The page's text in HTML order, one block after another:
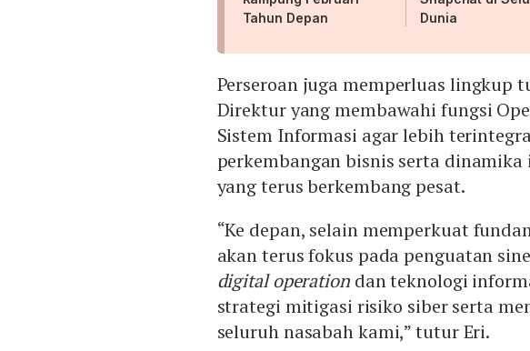
Tahun Depan
Dunia
Perseroan juga memperluas lingkup
Direktur yang membawahi fungsi
Sistem Informasi agar lebih
perkembangan bisnis serta
yang terus berkembang pesat.
“Ke depan, selain memperkuat
akan terus fokus pada penguatan
digital operationdan teknologi
strategi mitigasi risiko siber serta
seluruh nasabah kami,” tutur Eri.